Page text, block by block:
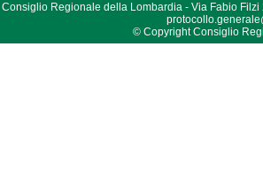
Consiglio Regionale della Lombardia - Via Fabio Filzi
© Copyright Consiglio